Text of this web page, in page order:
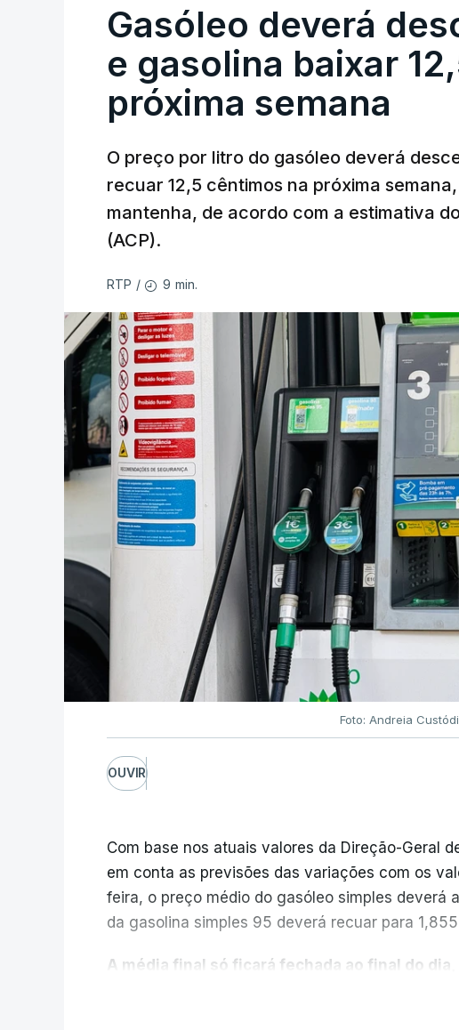
Gasóleo deverá
e gasolina baixar
próxima semana
O preço por litro do gasóleo deverá
recuar 12,5 cêntimos na próxima
mantenha, de acordo com a estimativa
(ACP).
RTP / 9 min.
Foto: Andreia
OUVIR
Com base nos atuais valores da Direção-Geral
em conta as previsões das variações com os
feira, o preço médio do gasóleo simples deverá
da gasolina simples 95 deverá recuar para
A média final só ficará fechada ao final do dia,